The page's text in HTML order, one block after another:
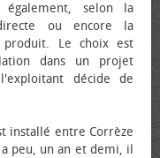
selon la
ou encore la
Le choix est
dans un projet
décide de
installé entre Corrèze
peu, un an et demi, il